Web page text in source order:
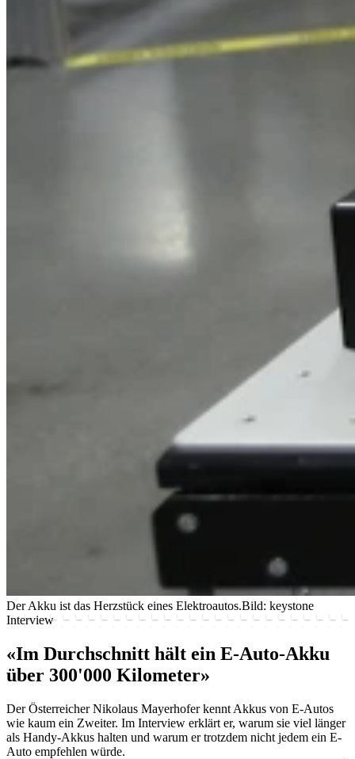
Der Akku ist das Herzstück eines Elektroautos.Bild: keystone
Interview
«Im Durchschnitt hält ein E-Auto-Akku
über 300'000 Kilometer»
Der Österreicher Nikolaus Mayerhofer kennt Akkus von E-Autos
wie kaum ein Zweiter. Im Interview erklärt er, warum sie viel länger
als Handy-Akkus halten und warum er trotzdem nicht jedem ein E-
Auto empfehlen würde.